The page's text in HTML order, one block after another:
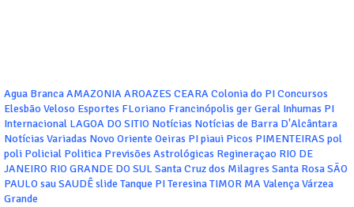
Agua BrancaAMAZONIAAROAZES CEARAColonia do PIConcursos
Elesbão Veloso Esportes FLoriano Francinópolis gerGeral Inhumas PI
Internacional LAGOA DO SITIO Notícias Notícias de Barra D'Alcântara
Notícias Variadas Novo Oriente Oeiras PIpiaui Picos PIMENTEIRAS pol
poli Policial Politica Previsões Astrológicas Regineraçao RIO DE
JANEIRO RIO GRANDE DO SUL Santa Cruz dos Milagres Santa RosaSÃO
PAULOsauSAUDÊslide Tanque PITeresinaTIMOR MAValençaVárzea
Grande